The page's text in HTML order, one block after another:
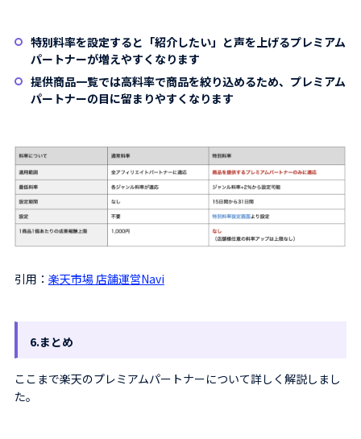
特別料率を設定すると「紹介したい」と声を上げるプレミアム
パートナーが増えやすくなります
提供商品一覧では高料率で商品を絞り込めるため、プレミアム
パートナーの目に留まりやすくなります
引用： 楽天市場 店舗運営Navi
6.まとめ
ここまで楽天のプレミアムパートナーについて詳しく解説しまし
た。